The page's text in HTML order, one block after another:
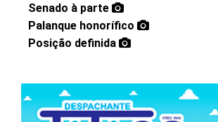
Senado à parte
Palanque honorífico
Posição definida